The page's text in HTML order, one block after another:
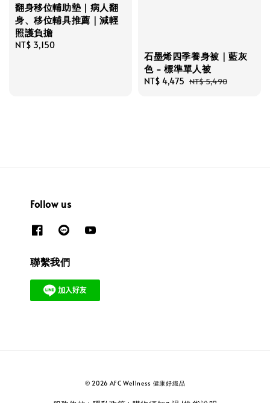
翻身移位輔助墊｜病人翻
身、移位輔具推薦｜減輕
照護負擔
Regular
NT$ 3,150
石墨烯四季養身被｜藍灰
色 - 標準單人被
Sale
NT$ 4,475 Regular
NT$ 5,490
Follow us
聯繫我們
© 2026 AFC Wellness 健康好織品